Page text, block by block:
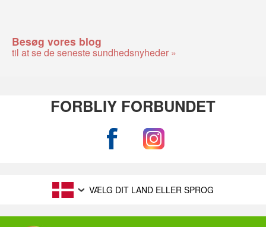
Besøg vores blog
til at se de seneste sundhedsnyheder »
FORBLIY FORBUNDET
VÆLG DIT LAND ELLER SPROG